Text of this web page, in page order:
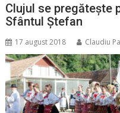
Clujul se pregăteşte
Sfântul Ştefan
17 august 2018 Claudiu